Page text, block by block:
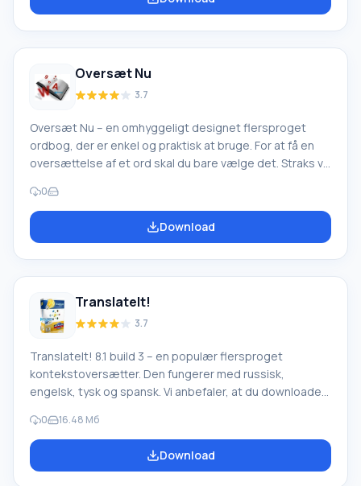
Programmet har følgende muligheder: oversætteren
Oversæt Nu
3.7
Oversæt Nu – en omhyggeligt designet flersproget
ordbog, der er enkel og praktisk at bruge. For at få en
oversættelse af et ord skal du bare vælge det. Straks vil
Bemærk, at den samme handling kan udføres med en hel
sætning, hvilket i høj grad forenkler oversættelsen.
Vores hjemmeside tilbyder dig at downloade Oversæt
0
Download
TranslateIt!
3.7
TranslateIt! 8.1 build 3 – en populær flersproget
kontekstoversætter. Den fungerer med russisk,
engelsk, tysk og spansk. Vi anbefaler, at du downloader
arbejde uden besvær i enhver Windows-
operativsystemapplikation. Efter installation af et
sådant program behøver du ikke længere at slå
0 16.48 Мб
Download